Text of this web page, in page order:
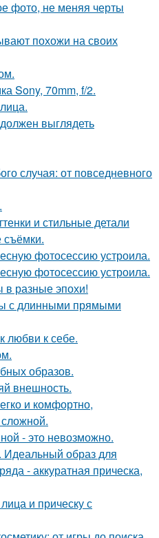
фото, не меняя черты
похожи на своих
Sony, 70mm, f/2.
выглядеть
случая: от повседневного
и стильные детали
съёмки.
фотосессию устроила.
фотосессию устроила.
разные эпохи!
с длинными прямыми
любви к себе.
образов.
внешность.
и комфортно,
- это невозможно.
образ для
- аккуратная прическа,
и прическу с